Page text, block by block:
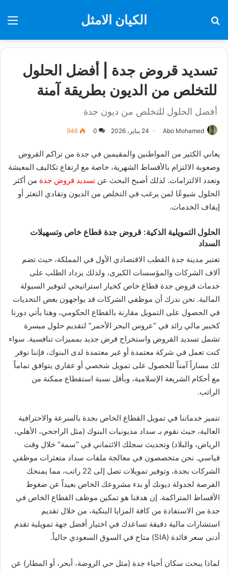
الكيان الامثل
تسديد قروض جدة | أفضل الحلول
للتخلص من الديون بطريقة آمنة
أفضل الحلول للتخلص من ديون جدة
Abo Mohamed 24 يناير، 2026 0
946
يعاني الكثير من المواطنين والمقيمين في جدة من تراكم القروض
وصعوبة الالتزام بالأقساط الشهرية، خاصة مع ارتفاع تكاليف المعيشة
وتعدد الالتزامات. لذلك أصبح البحث عن تسديد قروض جدة من أكثر
الحلول شيوعًا لمن يرغب في التخلص من الديون وتفادي التعثر أو
إيقاف الخدمات.
الحلول التمويلية الذكية: قروض جدة قطاع خاص وتسهيلات
السداد
تعتبر مدينة جدة القطب الاقتصادي الأول في المملكة، حيث تضم
آلاف الشركات والمؤسسات الكبرى، ولذلك يزداد الطلب على
خدمات قروض جدة قطاع خاص كخيار استراتيجي لتوفير السيولة
المالية. نحن ندرك أن موظفي الشركات قد يواجهون بعض التحديات
في الحصول على التمويل مقارنة بالقطاع الحكومي، وهنا يأتي دورنا
كخبير مالي رائد في “عروس البحر الأحمر” لتقديم حلول ميسرة
تشمل تسديد القروض واستخراج قرض جديد بمميزات تنافسية. سواء
كنت تعمل في شركة معتمدة أو غير معتمدة لدى البنوك، فإننا نوفر
لك مساراً آمناً للحصول على تمويل شخصي أو عقاري يتوافق تماماً
مع أحكام الشريعة الإسلامية، وبأقل نسبة استقطاع ممكنة من
الراتب.
تتميز خدماتنا في تمويل القطاع الخاص بجدة بالسرعة والاحترافية
العالية، حيث نقوم بـ سداد مديونيات البنوك (مثل الراجحي، الأهلي،
الرياض، والبلاد) وتحديث سجلك الائتماني في “سمة” خلال وقت
قياسي. نحن متخصصون في معالجة ملفات سداد متعثرات موظفي
الشركات بجدة، وتوفير تمويلات تصل إلى 22 راتب، مما يمنحك
الفرصة لجدولة ديونك أو بدء مشروعك الخاص بعيداً عن ضغوط
الأقساط المتراكمة. إن هدفنا هو تمكين موظف القطاع الخاص في
جدة من الاستفادة من كافة المزايا البنكية، من خلال تقديم
استشارات مالية دقيقة تساعدك في اختيار أفضل جهة تمويلية تقدم
أدنى سعر فائدة (SIA) متاح في السوق السعودي حالياً.
لماذا يبحث سكان أحياء جدة (مثل حي الروضة، أبحر، أو المطار) عن